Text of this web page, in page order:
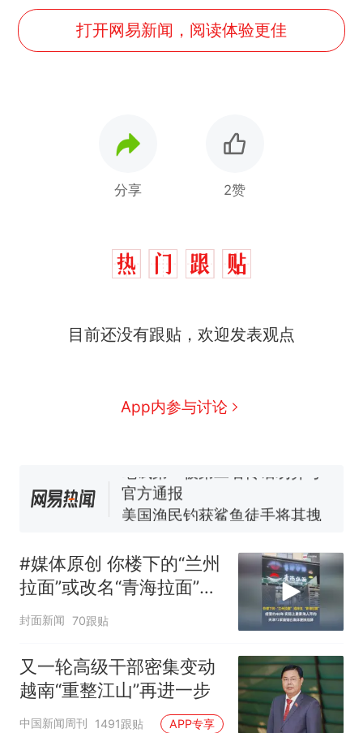
打开网易新闻，阅读体验更佳
分享 2赞
目前还没有跟贴，欢迎发表观点
App内参与讨论
热
西班牙飞地休达边境，摩洛
洛哥涌入西班牙
号，仅凭视频评出？中国烹饪
140多朵
美国一场追捕行动中，一男子
美国渔民钓获鲨鱼徒手将其拽
回大海 目击者直呼震惊 （视频
哥士兵搬起大石块投向移民引
争议，此前一天内数万人从摩
洛哥涌入西班牙
#媒体原创 你楼下的“兰州
拉面”或改名“青海拉面”，
经营约40年，实际上是青
海人开的，天津72家面馆
已集体更换招牌
封面新闻 70跟贴
又一轮高级干部密集变动
越南“重整江山”再进一步
中国新闻周刊 1491跟贴 APP专享